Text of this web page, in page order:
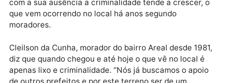
representada pelo Advogado Luís Felipe Andrade,
importante ator neste processo, será feito um
onde a prefeitura através da Semur participará para